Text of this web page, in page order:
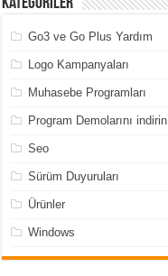
Go3 ve Go Plus Yardım
Logo Kampanyaları
Muhasebe Programları
Program Demolarını indirin
Seo
Sürüm Duyuruları
Ürünler
Windows